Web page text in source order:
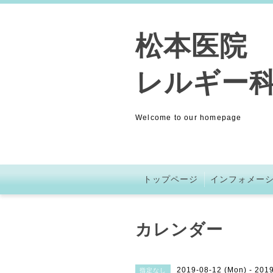
松本医院
レルギー
Welcome to our homepage
トップページ インフォメー
カレンダー
指定なし 2019-08-12 (Mon) -